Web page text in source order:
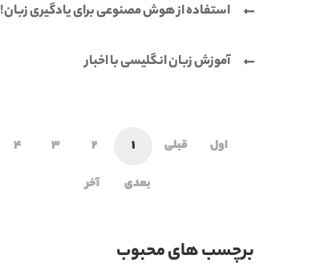
استفاده از هوش مصنوعی برای یادگیری زبان!
آموزش زبان انگلیسی با اخبار
اول قبلی 1
2
3
4
بعدی
آخر
برچسب های محبوب